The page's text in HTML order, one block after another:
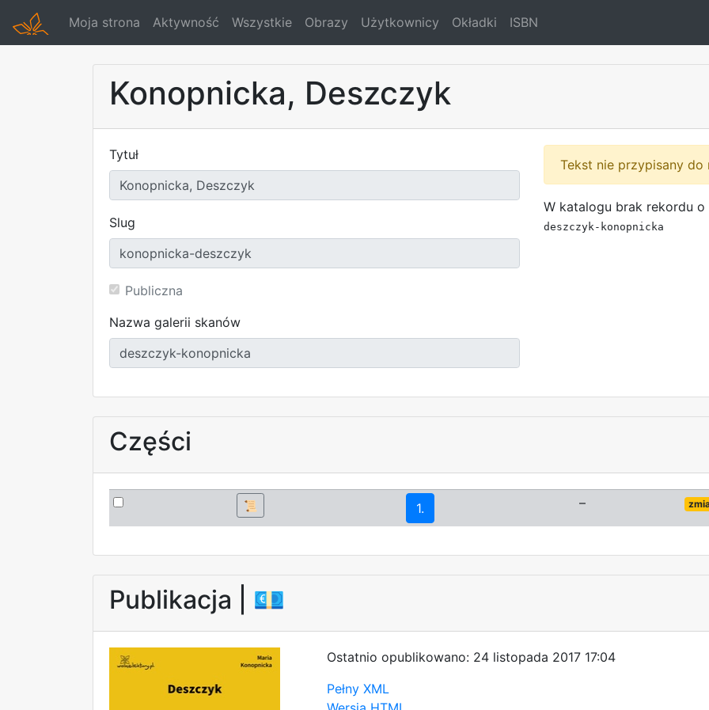
Moja strona Aktywność Wszystkie Obrazy Użytkownicy Okładki ISBN
Konopnicka, Deszczyk
Tytuł
Slug
Publiczna
Nazwa galerii skanów
Tekst nie przypisany
W katalogu brak rekordu o
deszczyk-konopnicka
Części
📜 1. –
Publikacja | 💶
Ostatnio opublikowano: 24 listopada 2017 17:04
Pełny XML